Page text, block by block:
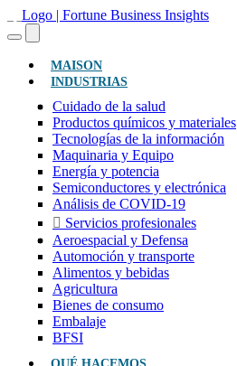
MAISON(ACTUAL)
INDUSTRIAS
Cuidado de la salud
Productos químicos y materiales
Tecnologías de la información
Maquinaria y Equipo
Energía y potencia
Semiconductores y electrónica
Análisis de COVID-19
Servicios profesionales
Aeroespacial y Defensa
Automoción y transporte
Alimentos y bebidas
Agricultura
Bienes de consumo
Embalaje
BFSI